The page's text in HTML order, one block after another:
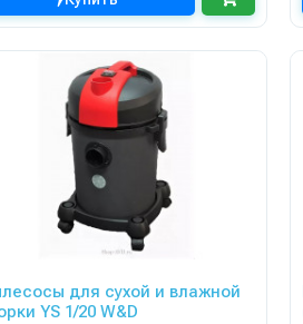
для сухой и влажной
YS 1/20 W&D